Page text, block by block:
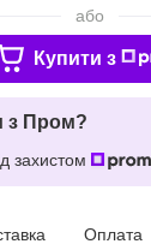
або
Купити з
з Пром?
захистом
Оплата